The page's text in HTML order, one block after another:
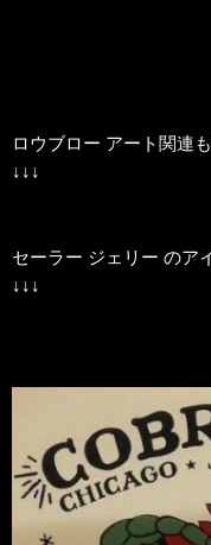
ロウブロー アート関連
↓↓↓
セーラー ジェリー のア
↓↓↓